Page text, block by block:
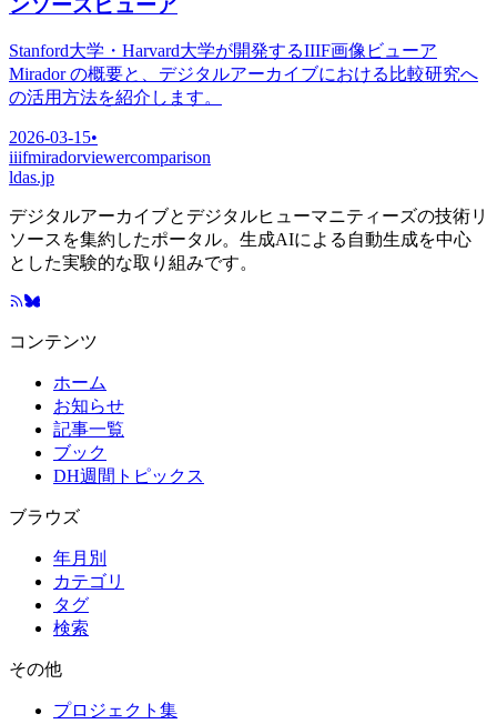
Stanford大学・Harvard大学が開発するIIIF画像ビューア
Mirador の概要と、デジタルアーカイブにおける比較研究へ
の活用方法を紹介します。
2026-03-15•
iiifmiradorviewercomparison
ldas.jp
デジタルアーカイブとデジタルヒューマニティーズの技術リ
ソースを集約したポータル。生成AIによる自動生成を中心
とした実験的な取り組みです。
コンテンツ
ホーム
お知らせ
記事一覧
ブック
DH週間トピックス
ブラウズ
年月別
カテゴリ
タグ
検索
その他
プロジェクト集